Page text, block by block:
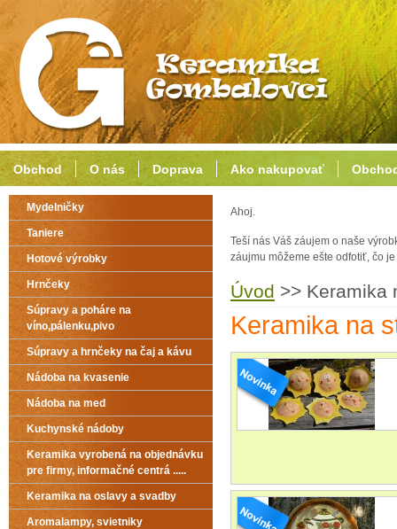
Ahoj.
Teší nás Váš záujem o naše
záujmu môžeme ešte odfotiť, čo
Úvod >> Keramika
Keramika na
Mydelničky
Taniere
Hotové výrobky
Hrnčeky
Súpravy a poháre na
víno,pálenku,pivo
Súpravy a hrnčeky na čaj a kávu
Nádoba na kvasenie
Nádoba na med
Kuchynské nádoby
Keramika vyrobená na objednávku
pre firmy, informačné centrá .....
Keramika na oslavy a svadby
Aromalampy, svietniky
Obchod O nás Doprava Ako nakupovať